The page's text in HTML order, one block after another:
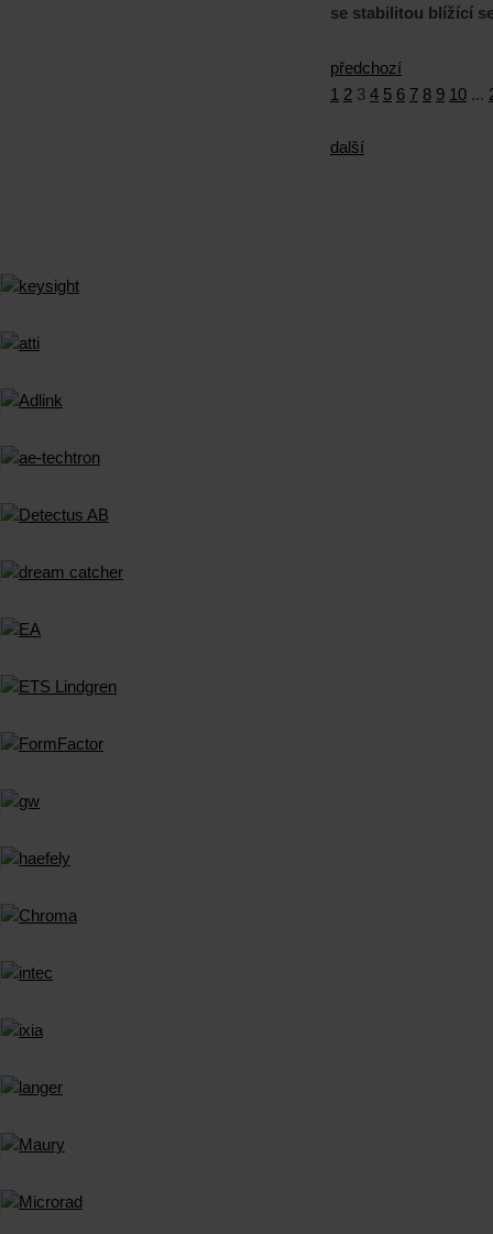
se stabilitou blížící
předchozí
1 2 3 4 5 6 7 8 9 10 ...
další